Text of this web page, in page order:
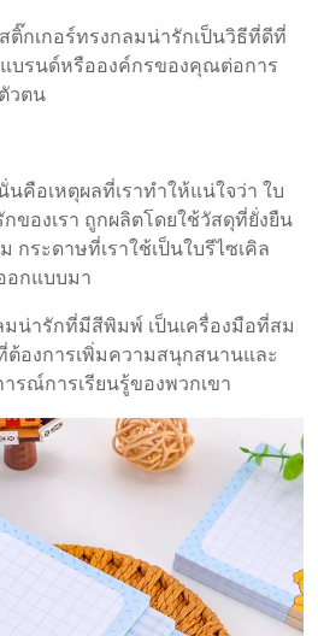
กเกอร์ทรงกลมน่ารักเป็นวิธีที่ดีที่
บรนด์หรือองค์กรของคุณต่อการ
วตน
นคือเหตุผลที่เราทําให้แน่ใจว่า ใบ
ของเรา ถูกผลิตโดยใช้วัสดุที่ยั่งยืน
กระดาษที่เราใช้เป็นใบรีไซเคิล
อกแบบมา
มน่ารักที่มีสีพิมพ์ เป็นเครื่องมือที่สม
องการเพิ่มความสนุกสนานและ
รณ์การเรียนรู้ของพวกเขา